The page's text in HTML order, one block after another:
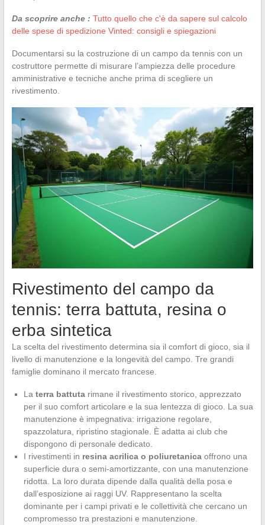
Da scoprire anche : Tutto quello che c'è da sapere sul calcolo
delle spese di spedizione Vinted: consigli e spiegazioni
Documentarsi su la costruzione di un campo da tennis con un
costruttore permette di misurare l’ampiezza delle procedure
amministrative e tecniche anche prima di scegliere un
rivestimento.
Rivestimento del campo da
tennis: terra battuta, resina o
erba sintetica
La scelta del rivestimento determina sia il comfort di gioco, sia il
livello di manutenzione e la longevità del campo. Tre grandi
famiglie dominano il mercato francese.
La terra battutarimane il rivestimento storico, apprezzato
per il suo comfort articolare e la sua lentezza di gioco. La sua
manutenzione è impegnativa: irrigazione regolare,
spazzolatura, ripristino stagionale. È adatta ai club che
dispongono di personale dedicato.
I rivestimenti in resina acrilica o poliuretanicaoffrono una
superficie dura o semi-amortizzante, con una manutenzione
ridotta. La loro durata dipende dalla qualità della posa e
dall’esposizione ai raggi UV. Rappresentano la scelta
dominante per i campi privati e le collettività che cercano un
compromesso tra prestazioni e manutenzione.